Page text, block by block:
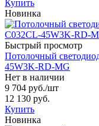
Купить
Новинка
Быстрый просмотр
Потолочный
45W3K-RD-MG
Нет в наличии
9 704 руб./шт
12 130 руб.
Купить
Новинка